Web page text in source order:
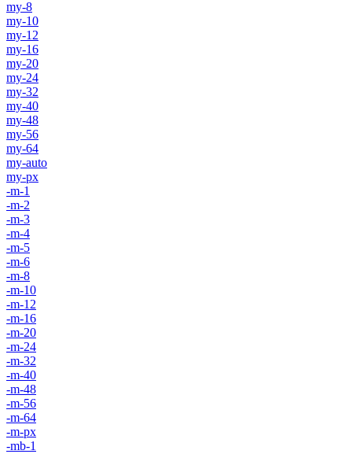
my-8
my-10
my-12
my-16
my-20
my-24
my-32
my-40
my-48
my-56
my-64
my-auto
my-px
-m-1
-m-2
-m-3
-m-4
-m-5
-m-6
-m-8
-m-10
-m-12
-m-16
-m-20
-m-24
-m-32
-m-40
-m-48
-m-56
-m-64
-m-px
-mb-1